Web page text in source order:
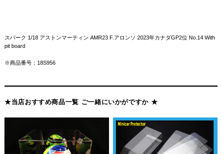
スパーク 1/18 アストンマーティン AMR23 F.アロンソ 2023年カナダGP2位 No.14 With
pit board
※商品番号：18S956
★当店おすすめ商品一覧 ご一緒にいかがですか ★